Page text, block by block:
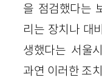
을 점검했다는
리는 장치나 대
생했다는 서울
과연 이러한 조